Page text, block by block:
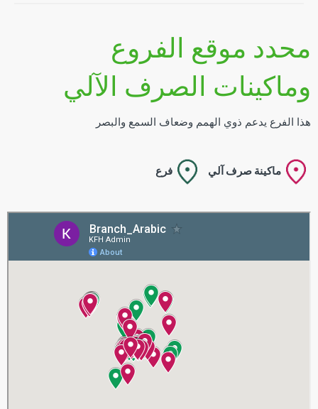
محدد موقع الفروع
وماكينات الصرف الآلي
هذا الفرع يدعم ذوي الهمم وضعاف السمع والبصر
ماكينة صرف آلي فرع